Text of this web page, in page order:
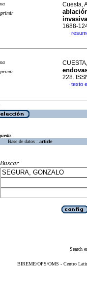
Cuesta,
invasiva
1688-
·
228.
· texto
Base de datos : article
Buscar
Search
BIREME/OPS/OMS - Centro